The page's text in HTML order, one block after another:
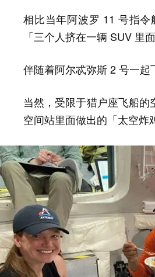
相比当年阿波罗 11 号指
「三个人挤在一辆 SUV 里
伴随着阿尔忒弥斯 2 号一
当然，受限于猎户座飞船
空间站里面做出的「太空